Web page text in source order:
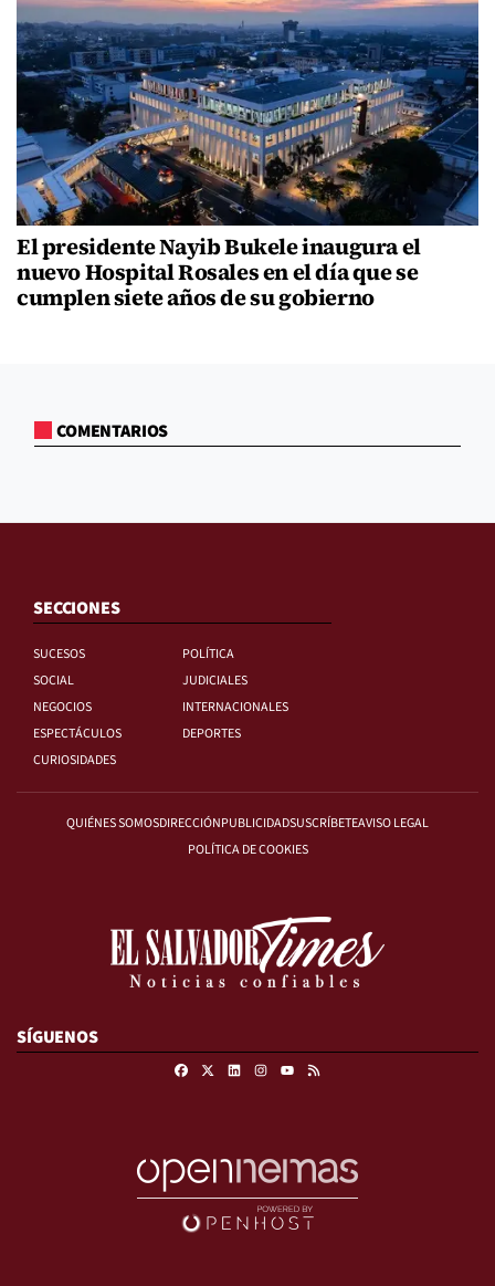
El presidente Nayib Bukele inaugura el
nuevo Hospital Rosales en el día que se
cumplen siete años de su gobierno
COMENTARIOS
SECCIONES
SUCESOS
POLÍTICA
SOCIAL
JUDICIALES
NEGOCIOS
INTERNACIONALES
ESPECTÁCULOS
DEPORTES
CURIOSIDADES
QUIÉNES SOMOSDIRECCIÓNPUBLICIDADSUSCRÍBETEAVISO LEGAL
POLÍTICA DE COOKIES
SÍGUENOS
FacebookLinkedinInstagram